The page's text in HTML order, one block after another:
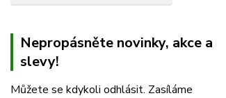
Nepropásněte novinky, akce a
slevy!
Můžete se kdykoli odhlásit. Zasíláme